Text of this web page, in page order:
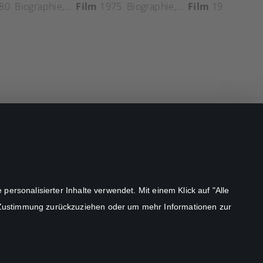
Inhalte verwendet. Mit einem Klick auf "Alle
zurückzuziehen oder um mehr Informationen zur
Biographie, Drama Geschichte,Horror
Film 1975 Biographie, Drama, Geschichte
Film 1980
©2026